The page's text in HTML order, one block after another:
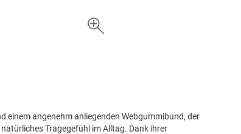
einem angenehm anliegenden Webgummibund, der
Tragegefühl im Alltag. Dank ihrer